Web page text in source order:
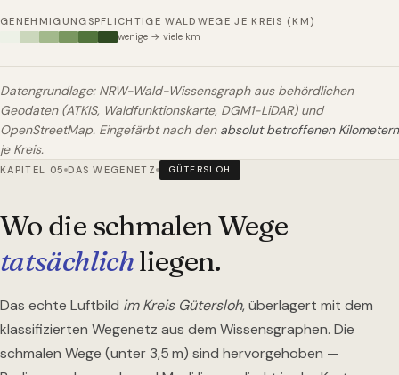
GENEHMIGUNGSPFLICHTIGE WALDWEGE JE KREIS (KM)
wenige → viele km
Datengrundlage: NRW-Wald-Wissensgraph aus behördlichen
Geodaten (ATKIS, Waldfunktionskarte, DGM1-LiDAR) und
OpenStreetMap. Eingefärbt nach den absolut betroffenen Kilometern
je Kreis.
KAPITEL 05 DAS WEGENETZ GÜTERSLOH
Wo die schmalen Wege
tatsächlichliegen.
Das echte Luftbild im Kreis Gütersloh, überlagert mit dem
klassifizierten Wegenetz aus dem Wissensgraphen. Die
schmalen Wege (unter 3,5 m) sind hervorgehoben —